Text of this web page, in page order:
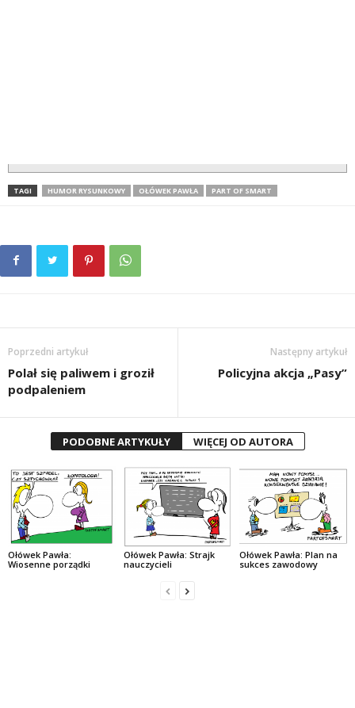
TAGI HUMOR RYSUNKOWY OŁÓWEK PAWŁA PART OF SMART
Poprzedni artykuł
Polał się paliwem i groził
podpaleniem
Następny artykuł
Policyjna akcja „Pasy”
PODOBNE ARTYKUŁY WIĘCEJ OD AUTORA
Ołówek Pawła:
Wiosenne porządki
Ołówek Pawła: Strajk
nauczycieli
Ołówek Pawła: Plan na
sukces zawodowy